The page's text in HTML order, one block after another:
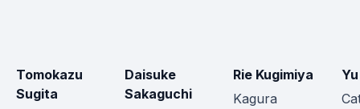
Tomokazu
Sugita
Daisuke
Sakaguchi
Rie Kugimiya
Kagura